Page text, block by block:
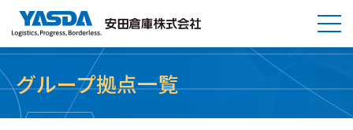
グループ拠点一覧